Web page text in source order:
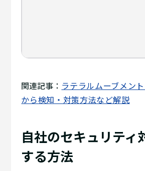
関連記事： ラテラルムーブメン
から検知・対策方法など解説
自社のセキュリティ
する方法